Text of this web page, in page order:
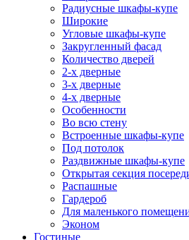
Радиусные шкафы-купе
Широкие
Угловые шкафы-купе
Закругленный фасад
Количество дверей
2-х дверные
3-х дверные
4-х дверные
Особенности
Во всю стену
Встроенные шкафы-купе
Под потолок
Раздвижные шкафы-купе
Открытая секция
Распашные
Гардероб
Для маленького
Эконом
Гостиные